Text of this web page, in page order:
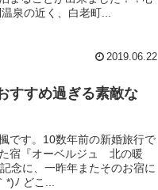
泉の近く、白老町...
2019.06.22
すめ過ぎる素敵な
です。10数年前の新婚旅行で
宿『オーベルジュ 北の暖
念に、一昨年またそのお宿に
*)ﾉ どこ...